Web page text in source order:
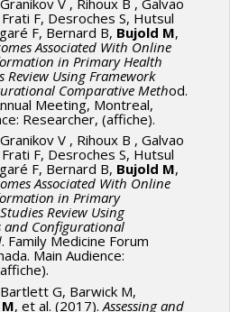
F, Desroches S, Hutsul
F, Bernard B, Bujold M,
Associated With Online
in Primary Health
Review Using Framework
Comparative Method.
Meeting, Montreal,
Researcher, (affiche).
V , Rihoux B , Galvao
F, Desroches S, Hutsul
F, Bernard B, Bujold M,
Associated With Online
in Primary
Review Using
and Configurational
. Family Medicine Forum
Main Audience:
G, Barwick M,
, et al. (2017). Assessing and